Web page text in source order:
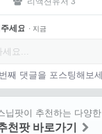
세요. · 지금
째 댓글을 포스팅해보
닙팟이 추천하는 다양
천팟 바로가기